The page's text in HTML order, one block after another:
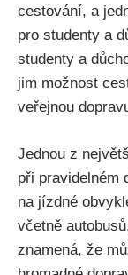
cestování, a
pro studenty a
studenty ⁤a
jim⁢ možnost
veřejnou⁤
Jednou z
při pravidelném
na ‍jízdné
včetně‍
znamená, že